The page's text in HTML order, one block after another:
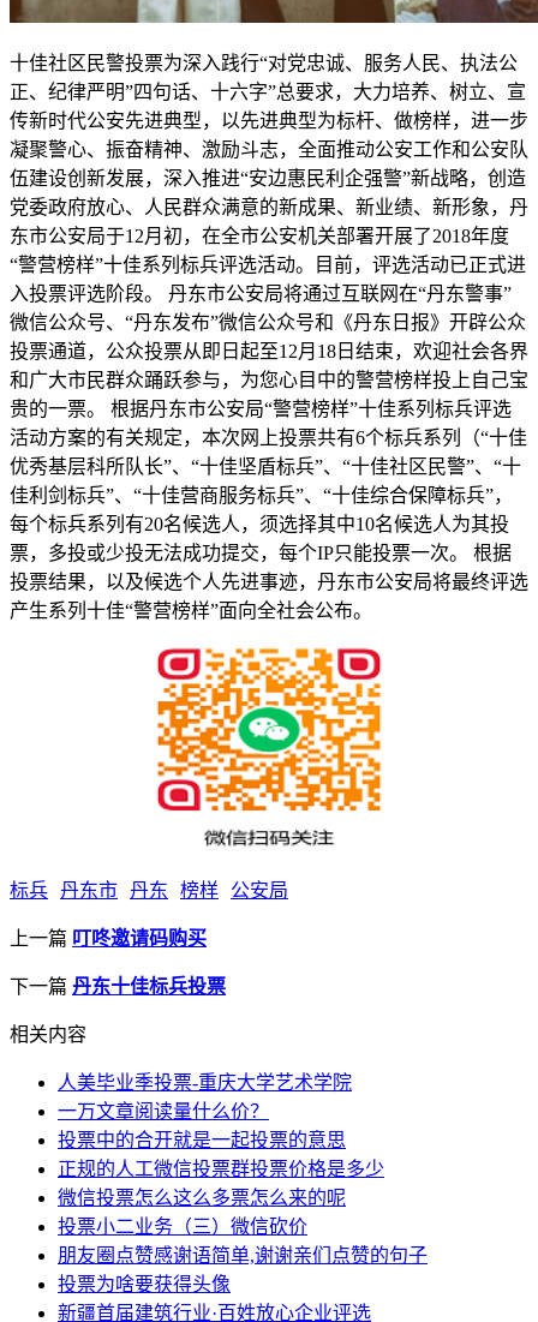
十佳社区民警投票为深入践行“对党忠诚、服务人民、执法公
正、纪律严明”四句话、十六字”总要求，大力培养、树立、宣
传新时代公安先进典型，以先进典型为标杆、做榜样，进一步
凝聚警心、振奋精神、激励斗志，全面推动公安工作和公安队
伍建设创新发展，深入推进“安边惠民利企强警”新战略，创造
党委政府放心、人民群众满意的新成果、新业绩、新形象，丹
东市公安局于12月初，在全市公安机关部署开展了2018年度
“警营榜样”十佳系列标兵评选活动。目前，评选活动已正式进
入投票评选阶段。 丹东市公安局将通过互联网在“丹东警事”
微信公众号、“丹东发布”微信公众号和《丹东日报》开辟公众
投票通道，公众投票从即日起至12月18日结束，欢迎社会各界
和广大市民群众踊跃参与，为您心目中的警营榜样投上自己宝
贵的一票。 根据丹东市公安局“警营榜样”十佳系列标兵评选
活动方案的有关规定，本次网上投票共有6个标兵系列（“十佳
优秀基层科所队长”、“十佳坚盾标兵”、“十佳社区民警”、“十
佳利剑标兵”、“十佳营商服务标兵”、“十佳综合保障标兵”，
每个标兵系列有20名候选人，须选择其中10名候选人为其投
票，多投或少投无法成功提交，每个IP只能投票一次。 根据
投票结果，以及候选个人先进事迹，丹东市公安局将最终评选
产生系列十佳“警营榜样”面向全社会公布。
标兵 丹东市 丹东 榜样 公安局
上一篇 叮咚邀请码购买
下一篇 丹东十佳标兵投票
相关内容
人美毕业季投票-重庆大学艺术学院
一万文章阅读量什么价？
投票中的合开就是一起投票的意思
正规的人工微信投票群投票价格是多少
微信投票怎么这么多票怎么来的呢
投票小二业务（三）微信砍价
朋友圈点赞感谢语简单,谢谢亲们点赞的句子
投票为啥要获得头像
新疆首届建筑行业·百姓放心企业评选